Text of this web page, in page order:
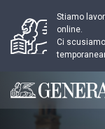
Stiamo
online.
Ci
Generali logo